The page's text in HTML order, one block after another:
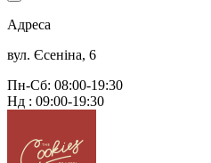
Адреса
вул. Єсеніна, 6
Пн-Сб: 08:00-19:30
Нд : 09:00-19:30